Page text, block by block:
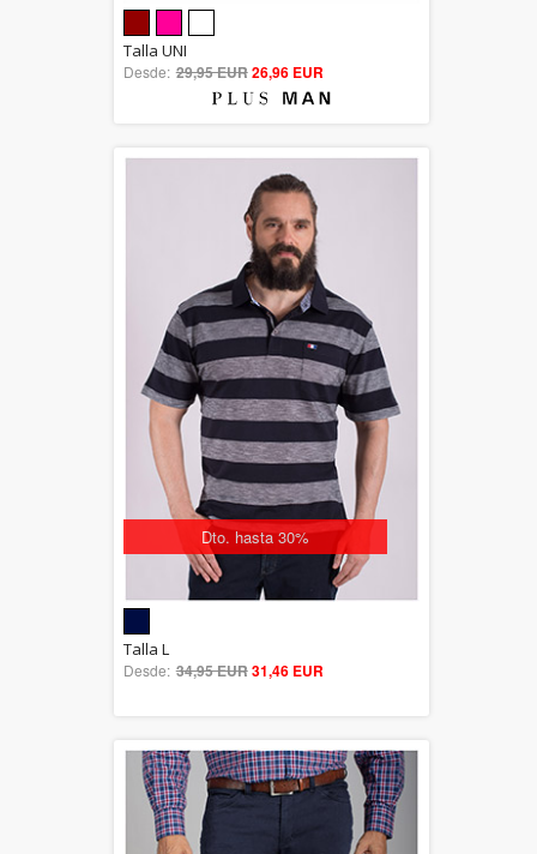
out of 5
Talla UNI
Desde: 29,95 EUR26,96 EUR
Dto. hasta 30%
out of 5
Talla L
Desde: 34,95 EUR31,46 EUR